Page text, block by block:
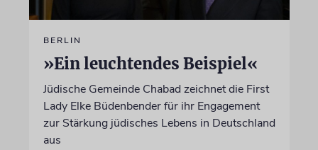
BERLIN
»Ein leuchtendes Beispiel«
Jüdische Gemeinde Chabad zeichnet die First
Lady Elke Büdenbender für ihr Engagement
zur Stärkung jüdisches Lebens in Deutschland
aus